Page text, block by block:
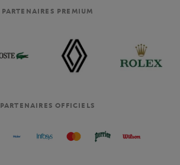
PARTENAIRES PREMIUM
PARTENAIRES OFFICIELS